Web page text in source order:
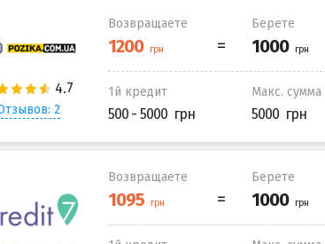
2
Возвращаете Берете
1й кредит
500 - 5000
Макс. сумма
5000
Возвращаете Берете